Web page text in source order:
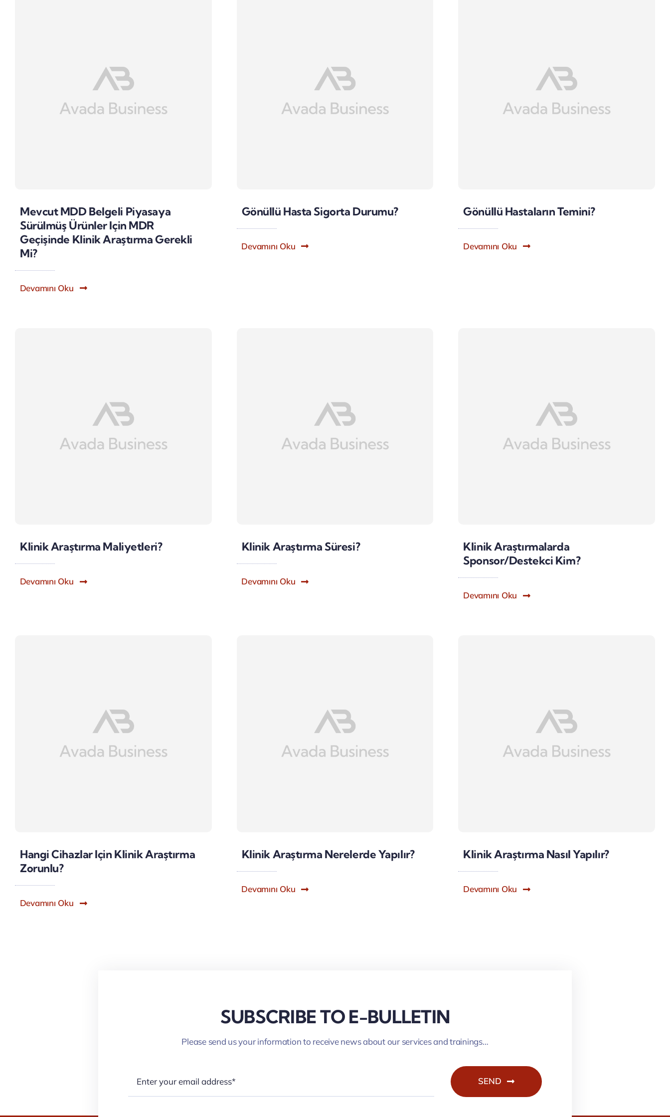
Mevcut MDD Belgeli Piyasaya
Sürülmüş Ürünler Için MDR
Geçişinde Klinik Araştırma Gerekli
Mi?
Devamını Oku
Gönüllü Hasta Sigorta Durumu?
Devamını Oku
Gönüllü Hastaların Temini?
Devamını Oku
Klinik Araştırma Maliyetleri?
Devamını Oku
Klinik Araştırma Süresi?
Devamını Oku
Klinik Araştırmalarda
Sponsor/Destekci Kim?
Devamını Oku
Hangi Cihazlar Için Klinik Araştırma
Zorunlu?
Devamını Oku
Klinik Araştırma Nerelerde Yapılır?
Devamını Oku
Klinik Araştırma Nasıl Yapılır?
Devamını Oku
SUBSCRIBE TO E-BULLETIN
Please send us your information to receive news about our services and trainings…
SEND